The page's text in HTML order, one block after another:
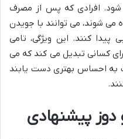
افرادی که پس از مصرف
شوند، می توانند با جویدن
کنند. این ویژگی، تامی
کسانی تبدیل می کند که می
به احساس بهتری دست یابند
پیشنهادی